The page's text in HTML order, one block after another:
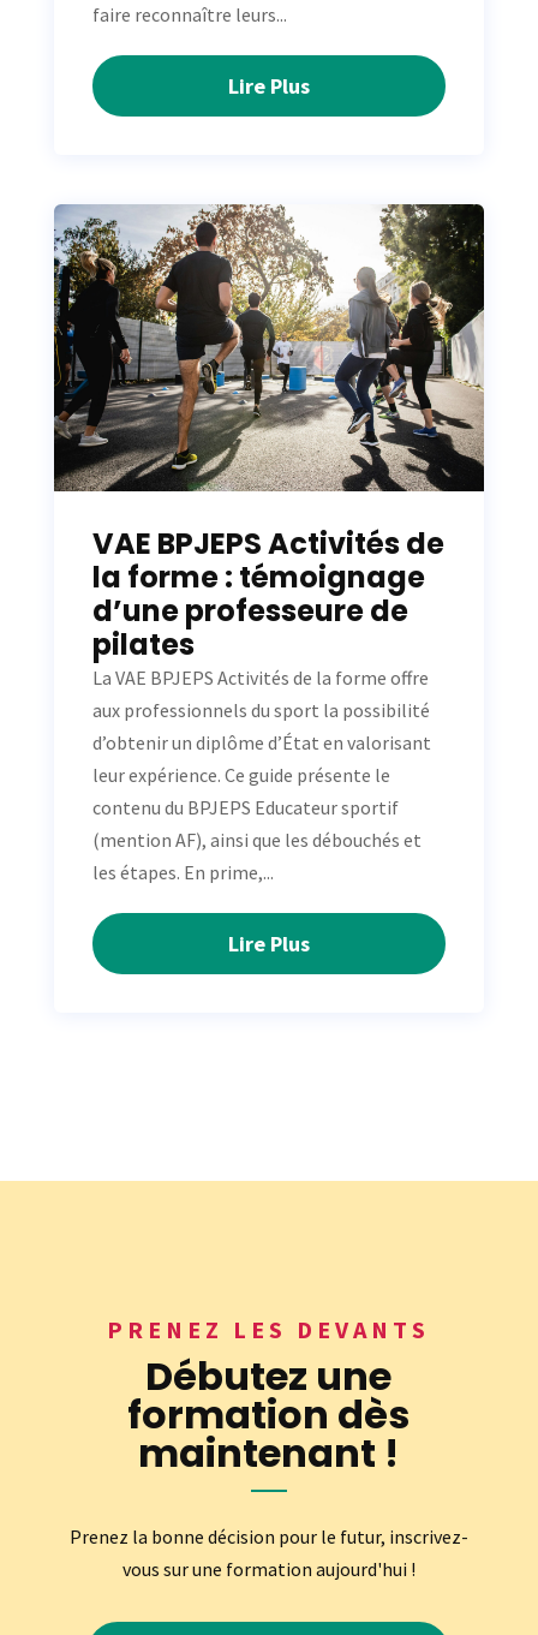
faire reconnaître leurs...
Lire Plus
VAE BPJEPS Activités de
la forme : témoignage
d’une professeure de
pilates
La VAE BPJEPS Activités de la forme offre
aux professionnels du sport la possibilité
d’obtenir un diplôme d’État en valorisant
leur expérience. Ce guide présente le
contenu du BPJEPS Educateur sportif
(mention AF), ainsi que les débouchés et
les étapes. En prime,...
Lire Plus
PRENEZ LES DEVANTS
Débutez une
formation dès
maintenant !
Prenez la bonne décision pour le futur, inscrivez-
vous sur une formation aujourd'hui !